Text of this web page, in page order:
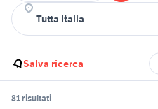
Salva ricerca
81 risultati